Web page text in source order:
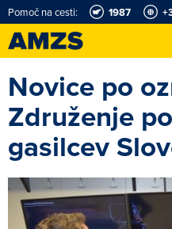
Pomoč na cesti: 1987
Karting in motošportni center
Novice po
Združenje
gasilcev